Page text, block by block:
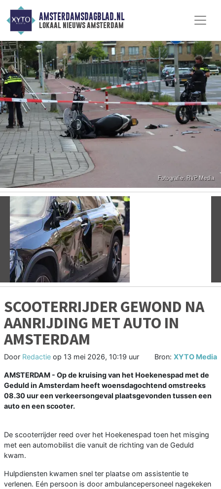
AMSTERDAMSDAGBLAD.NL
lokaal nieuws amsterdam
Vorige
SCOOTERRIJDER GEWOND NA
AANRIJDING MET AUTO IN
AMSTERDAM
Door Redactie op 13 mei 2026, 10:19 uur Bron: XYTO Media
AMSTERDAM - Op de kruising van het Hoekenespad met de
Geduld in Amsterdam heeft woensdagochtend omstreeks
08.30 uur een verkeersongeval plaatsgevonden tussen een
auto en een scooter.
De scooterrijder reed over het Hoekenespad toen het misging
met een automobilist die vanuit de richting van de Geduld
kwam.
Hulpdiensten kwamen snel ter plaatse om assistentie te
verlenen. Eén persoon is door ambulancepersoneel nagekeken